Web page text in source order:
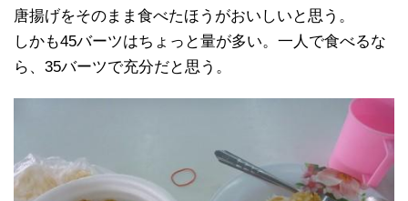
唐揚げをそのまま食べたほうがおいしいと思う。
しかも45バーツはちょっと量が多い。一人で食べるな
ら、35バーツで充分だと思う。